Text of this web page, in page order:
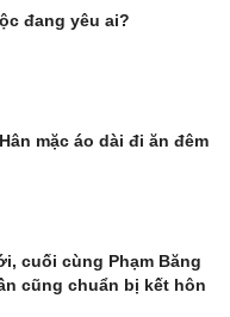
đang yêu ai?
mặc áo dài đi ăn đêm
cuối cùng Phạm Băng
cũng chuẩn bị kết hôn